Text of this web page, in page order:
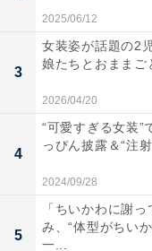
2025/06/12
3
女装姿が話題の2
娘たちとおままご
2026/04/20
4
“可愛すぎる女装”
っぴん披露＆“注
2024/09/28
5
「ちいかわに謝
み、“体型がちい
一...